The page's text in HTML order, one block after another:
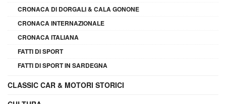
CRONACA DI DORGALI & CALA GONONE
CRONACA INTERNAZIONALE
CRONACA ITALIANA
FATTI DI SPORT
FATTI DI SPORT IN SARDEGNA
CLASSIC CAR & MOTORI STORICI